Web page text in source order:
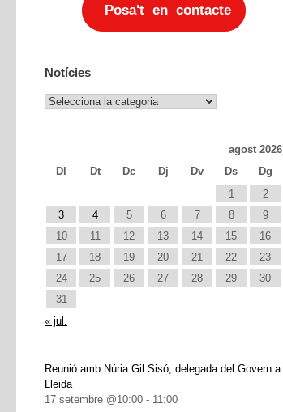
Posa't en contacte
Notícies
Notícies
agost 2026
Dl
Dt Dc Dj Dv Ds
Dg
1
2
3
4 5 6 7 8
9
10
11 12 13 14 15
16
17
18 19 20 21 22
23
24
25 26 27 28 29
30
31
« jul.
Reunió amb Núria Gil Sisó, delegada del Govern a
Lleida
17 setembre @10:00 - 11:00